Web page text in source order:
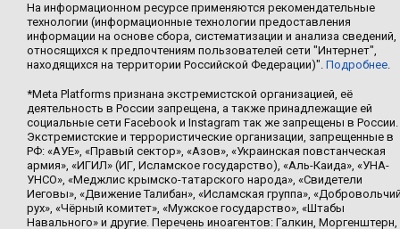
На информационном ресурсе применяются рекомендательные
технологии (информационные технологии предоставления
информации на основе сбора, систематизации и анализа сведений,
относящихся к предпочтениям пользователей сети "Интернет",
находящихся на территории Российской Федерации)". Подробнее.
*Meta Platforms признана экстремистской организацией, её
деятельность в России запрещена, а также принадлежащие ей
социальные сети Facebook и Instagram так же запрещены в России.
Экстремистские и террористические организации, запрещенные в
РФ: «АУЕ», «Правый сектор», «Азов», «Украинская повстанческая
армия», «ИГИЛ» (ИГ, Исламское государство), «Аль-Каида», «УНА-
УНСО», «Меджлис крымско-татарского народа», «Свидетели
Иеговы», «Движение Талибан», «Исламская группа»,
рух», «Чёрный комитет», «Мужское государство», «Штабы
Навального» и другие. Перечень иноагентов: Галкин, Моргенштерн,